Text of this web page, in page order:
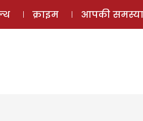
ऑडियो स्टोरी लॉग इन
क्राइम आपकी